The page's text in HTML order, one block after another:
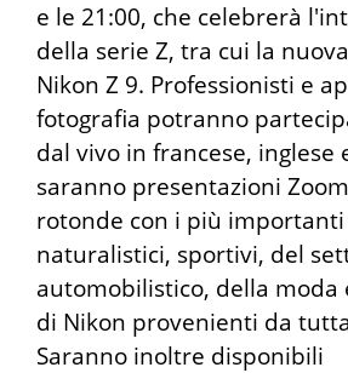
e le 21:00, che celebrerà
della serie Z, tra cui la
Nikon Z 9. Professionisti e
fotografia potranno
dal vivo in francese, inglese
saranno presentazioni
rotonde con i più
naturalistici, sportivi, del
automobilistico, della
di Nikon provenienti da
Saranno inoltre disponibili